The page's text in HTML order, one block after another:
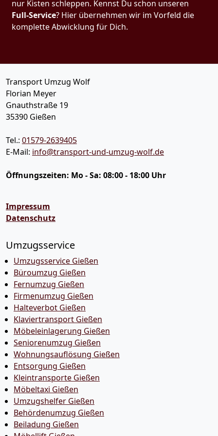
nur Kisten schleppen. Kennst Du schon unseren
Full-Service? Hier übernehmen wir im Vorfeld die
komplette Abwicklung für Dich.
Transport Umzug Wolf
Florian Meyer
Gnauthstraße 19
35390 Gießen
Tel.: 01579-2639405
E-Mail: info@transport-und-umzug-wolf.de
Öffnungszeiten: Mo - Sa: 08:00 - 18:00 Uhr
Impressum
Datenschutz
Umzugsservice
Umzugsservice Gießen
Büroumzug Gießen
Fernumzug Gießen
Firmenumzug Gießen
Halteverbot Gießen
Klaviertransport Gießen
Möbeleinlagerung Gießen
Seniorenumzug Gießen
Wohnungsauflösung Gießen
Entsorgung Gießen
Kleintransporte Gießen
Möbeltaxi Gießen
Umzugshelfer Gießen
Behördenumzug Gießen
Beiladung Gießen